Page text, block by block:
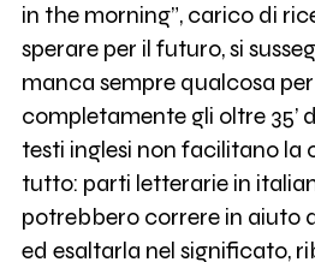
in the morning”, carico di
sperare per il futuro, si
manca sempre qualcosa
completamente gli oltre 35’
testi inglesi non facilitano la
tutto: parti letterarie in
potrebbero correre in aiuto
ed esaltarla nel significato,